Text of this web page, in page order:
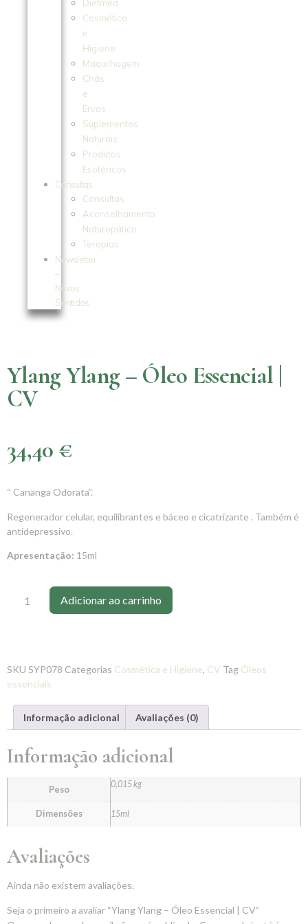
Dietmed
Cosmética
e
Higiene
Maquilhagem
Chás
e
Ervas
Suplementos
Naturais
Produtos
Esotéricos
Consultas
Consultas
Aconselhamento
Naturopático
Terapias
Newsletter
–
Novos
Sentidos
Ylang Ylang – Óleo Essencial |
CV
34,40 €
“ Cananga Odorata”.
Regenerador celular, equilibrantes e báceo e cicatrizante . Também é
antidepressivo.
Apresentação: 15ml
Adicionar ao carrinho
SKU SYP078 Categorias Cosmética e Higiene, CV Tag Óleos
essenciais
Informação adicional Avaliações (0)
Informação adicional
Peso
0,015 kg
Dimensões 15ml
Avaliações
Ainda não existem avaliações.
Seja o primeiro a avaliar “Ylang Ylang – Óleo Essencial | CV”